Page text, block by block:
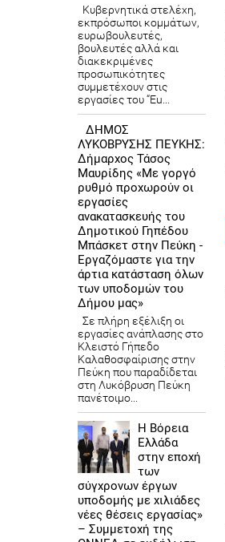
στη Μεσσηνία:
που αντιμετώπιζε
προβλήματα ο
που σκότωσε τη
2022-11-08
Κυβερνητικά στελέχη,
εκπρόσωποι κομμάτων,
ευρωβουλευτές,
βουλευτές αλλά και
διακεκριμένες
προσωπικότητες
συμμετέχουν στις
εργασίες του “Eu...
ΔΗΜΟΣ
ΛΥΚΟΒΡΥΣΗΣ ΠΕΥΚΗΣ:
Δήμαρχος Τάσος
Μαυρίδης «Με γοργό
ρυθμό προχωρούν οι
εργασίες
ανακατασκευής του
Δημοτικού Γηπέδου
Μπάσκετ στην Πεύκη -
Εργαζόμαστε για την
άρτια κατάσταση όλων
των υποδομών του
Δήμου μας»
Σε πλήρη εξέλιξη οι
εργασίες ανάπλασης στο
Κλειστό Γήπεδο
Καλαθοσφαίρισης στην
Πεύκη που παραδίδεται
στη Λυκόβρυση Πεύκη
πανέτοιμο...
Η Βόρεια
Ελλάδα
στην εποχή
των
σύγχρονων έργων
υποδομής με χιλιάδες
νέες θέσεις εργασίας»
– Συμμετοχή της